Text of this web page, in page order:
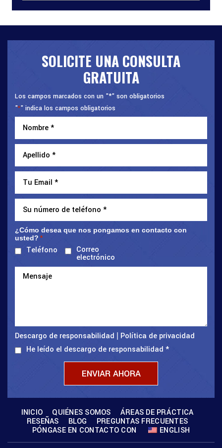
SOLICITE UNA CONSULTA
GRATUITA
Los campos marcados con un "*" son obligatorios
"*" indica los campos obligatorios
¿Cómo desea que nos pongamos en contacto con
usted? *
Teléfono Correo
electrónico
Descargo de responsabilidad
Política de privacidad
He leído el descargo de responsabilidad *
INICIO QUIÉNES SOMOS
ÁREAS DE PRÁCTICA
RESEÑAS
BLOG
PREGUNTAS FRECUENTES
PÓNGASE EN CONTACTO CON
ENGLISH